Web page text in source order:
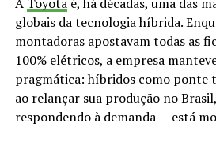
A Toyotaé, há décadas, uma das
globais da tecnologia híbrida.
montadoras apostavam todas as
100% elétricos, a empresa
pragmática: híbridos como ponte
ao relançar sua produção no
respondendo à demanda — está